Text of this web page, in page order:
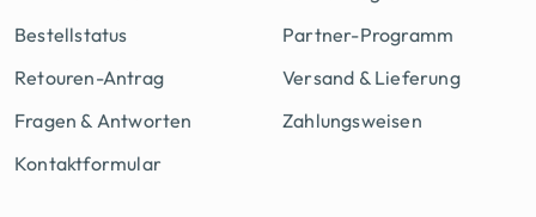
Bestellstatus
Retouren-Antrag
Fragen & Antworten
Kontaktformular
Partner-Programm
Versand & Lieferung
Zahlungsweisen